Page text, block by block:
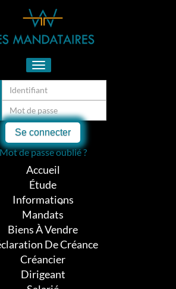
Toggle
navigation
Se connecter
Mot de passe oublié ?
Accueil
Étude
Informations
Mandats
Biens À Vendre
De Créance
Créancier
Dirigeant